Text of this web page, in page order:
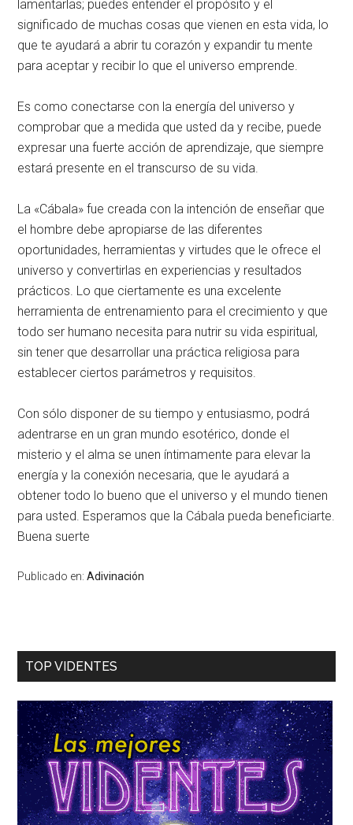
lamentarlas; puedes entender el propósito y el
significado de muchas cosas que vienen en esta vida, lo
que te ayudará a abrir tu corazón y expandir tu mente
para aceptar y recibir lo que el universo emprende.
Es como conectarse con la energía del universo y
comprobar que a medida que usted da y recibe, puede
expresar una fuerte acción de aprendizaje, que siempre
estará presente en el transcurso de su vida.
La «Cábala» fue creada con la intención de enseñar que
el hombre debe apropiarse de las diferentes
oportunidades, herramientas y virtudes que le ofrece el
universo y convertirlas en experiencias y resultados
prácticos. Lo que ciertamente es una excelente
herramienta de entrenamiento para el crecimiento y que
todo ser humano necesita para nutrir su vida espiritual,
sin tener que desarrollar una práctica religiosa para
establecer ciertos parámetros y requisitos.
Con sólo disponer de su tiempo y entusiasmo, podrá
adentrarse en un gran mundo esotérico, donde el
misterio y el alma se unen íntimamente para elevar la
energía y la conexión necesaria, que le ayudará a
obtener todo lo bueno que el universo y el mundo tienen
para usted. Esperamos que la Cábala pueda beneficiarte.
Buena suerte
Publicado en:Adivinación
TOP VIDENTES